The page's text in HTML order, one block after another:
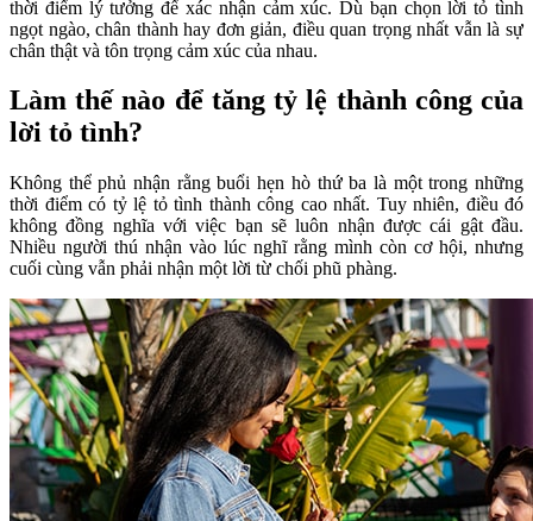
thời điểm lý tưởng để xác nhận cảm xúc. Dù bạn chọn lời tỏ tình
ngọt ngào, chân thành hay đơn giản, điều quan trọng nhất vẫn là sự
chân thật và tôn trọng cảm xúc của nhau.
Làm thế nào để tăng tỷ lệ thành công của
lời tỏ tình?
Không thể phủ nhận rằng buổi hẹn hò thứ ba là một trong những
thời điểm có tỷ lệ tỏ tình thành công cao nhất. Tuy nhiên, điều đó
không đồng nghĩa với việc bạn sẽ luôn nhận được cái gật đầu.
Nhiều người thú nhận vào lúc nghĩ rằng mình còn cơ hội, nhưng
cuối cùng vẫn phải nhận một lời từ chối phũ phàng.